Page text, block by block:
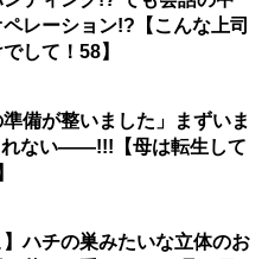
レーション!?【こんな上司
でして！58】
準備が整いました」まずいま
れない――!!!【母は転生して
】ハチの巣みたいな立体のお